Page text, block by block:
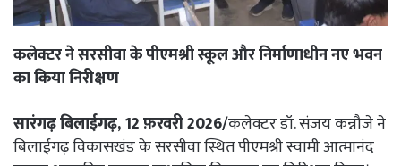
कलेक्टर ने सरसीवा के पीएमश्री स्कूल और निर्माणाधीन नए भवन
का किया निरीक्षण
सारंगढ़ बिलाईगढ़, 12 फ़रवरी 2026/कलेक्टर डॉ. संजय कन्नौजे ने
बिलाईगढ़ विकासखंड के सरसीवा स्थित पीएमश्री स्वामी आत्मानंद